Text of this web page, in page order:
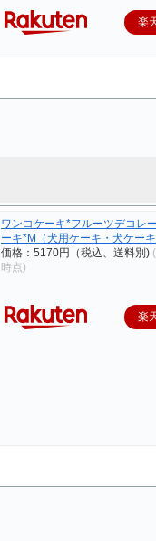
楽
ワンコケーキ*フルーツデコレ
ーキ*M（犬用ケーキ・犬ケー
価格：5170円（税込、送料別)
時点)
楽